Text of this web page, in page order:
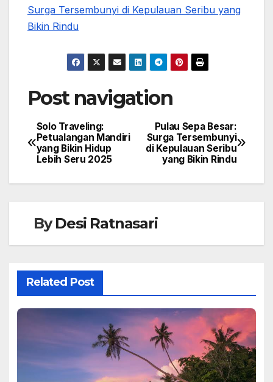
Surga Tersembunyi di Kepulauan Seribu yang
Bikin Rindu
Post navigation
Pulau Sepa Besar:
Surga Tersembunyi
di Kepulauan Seribu
yang Bikin Rindu
Solo Traveling:
Petualangan Mandiri
yang Bikin Hidup
Lebih Seru 2025
ByDesi Ratnasari
Related Post